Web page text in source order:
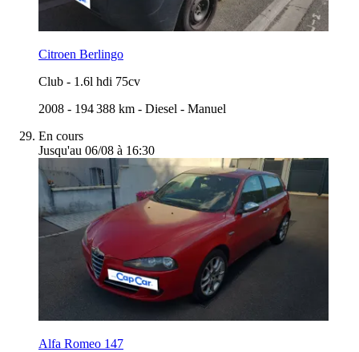
Citroen Berlingo
Club - 1.6l hdi 75cv
2008 - 194 388 km - Diesel - Manuel
En cours
Jusqu'au 06/08 à 16:30
Alfa Romeo 147